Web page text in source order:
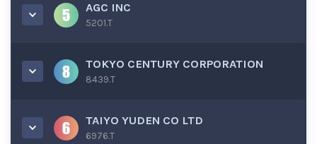
AGC INC
5201.T
TOKYO CENTURY CORPORATION
8439.T
TAIYO YUDEN CO LTD
6976.T